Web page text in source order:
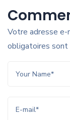
Votre adresse e-
obligatoires sont